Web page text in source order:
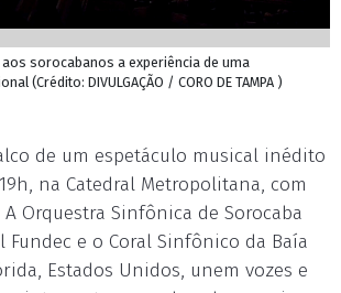
sorocabanos a experiência de uma
(Crédito: DIVULGAÇÃO / CORO DE TAMPA )
de um espetáculo musical inédito
na Catedral Metropolitana, com
Orquestra Sinfônica de Sorocaba
Fundec e o Coral Sinfônico da Baía
Estados Unidos, unem vozes e